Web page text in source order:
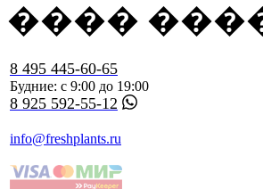
����
8 495 445-60-65
Будние: с 9:00 до 19:00
8 925 592-55-12
info@freshplants.ru